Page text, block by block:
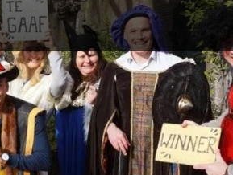
om iets leuks te doen met een groep in
de stad ontdekken en genieten van
muntstad. Bekend om de relaxte
en de historische gebouwen. Op
de leukste ideeën voor je op een rijtje